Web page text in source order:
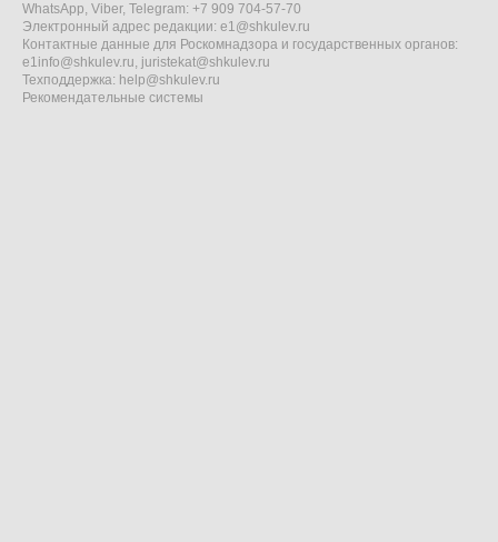
WhatsApp, Viber, Telegram: +7 909 704-57-70
Электронный адрес редакции: e1@shkulev.ru
Контактные данные для Роскомнадзора и государственных органов:
e1info@shkulev.ru, juristekat@shkulev.ru
Техподдержка: help@shkulev.ru
Рекомендательные системы